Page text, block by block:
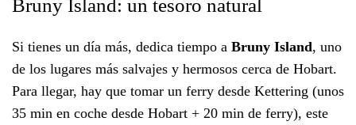
Bruny Island: un tesoro natural
Si tienes un día más, dedica tiempo a Bruny Island, uno
de los lugares más salvajes y hermosos cerca de Hobart.
Para llegar, hay que tomar un ferry desde Kettering (unos
35 min en coche desde Hobart + 20 min de ferry), este